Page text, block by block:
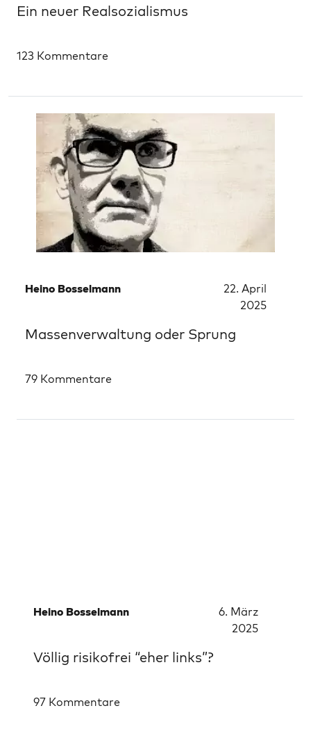
Ein neuer Realsozialismus
123 Kommentare
Heino Bosselmann
22. April
2025
Massenverwaltung oder Sprung
79 Kommentare
Heino Bosselmann
6. März
2025
Völlig risikofrei “eher links”?
97 Kommentare